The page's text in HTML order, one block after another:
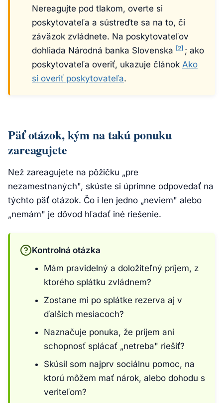
Nereagujte pod tlakom, overte si
poskytovateľa a sústreďte sa na to, či
záväzok zvládnete. Na poskytovateľov
dohliada Národná banka Slovenska [2] ; ako
poskytovateľa overiť, ukazuje článok Ako
si overiť poskytovateľa.
Päť otázok, kým na takú ponuku
zareagujete
Než zareagujete na pôžičku „pre
nezamestnaných", skúste si úprimne odpovedať na
týchto päť otázok. Čo i len jedno „neviem" alebo
„nemám" je dôvod hľadať iné riešenie.
Kontrolná otázka
Mám pravidelný a doložiteľný príjem, z
ktorého splátku zvládnem?
Zostane mi po splátke rezerva aj v
ďalších mesiacoch?
Naznačuje ponuka, že príjem ani
schopnosť splácať „netreba" riešiť?
Skúsil som najprv sociálnu pomoc, na
ktorú môžem mať nárok, alebo dohodu s
veriteľom?